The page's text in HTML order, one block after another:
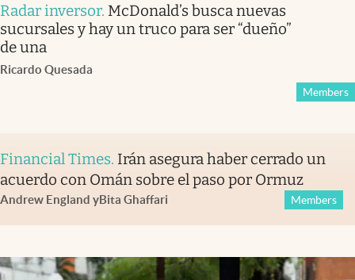
Radar inversor. McDonald’s busca nuevas
sucursales y hay un truco para ser “dueño”
de una
Ricardo Quesada
Members
Financial Times. Irán asegura haber cerrado un
acuerdo con Omán sobre el paso por Ormuz
Andrew England yBita Ghaffari Members